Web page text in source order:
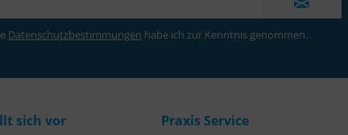
Datenschutzbestimmungen habe ich zur Kenntnis genommen.
sich vor Praxis Service